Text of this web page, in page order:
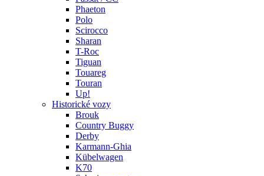
Phaeton
Polo
Scirocco
Sharan
T-Roc
Tiguan
Touareg
Touran
Up!
Historické vozy
Brouk
Country Buggy
Derby
Karmann-Ghia
Kübelwagen
K70